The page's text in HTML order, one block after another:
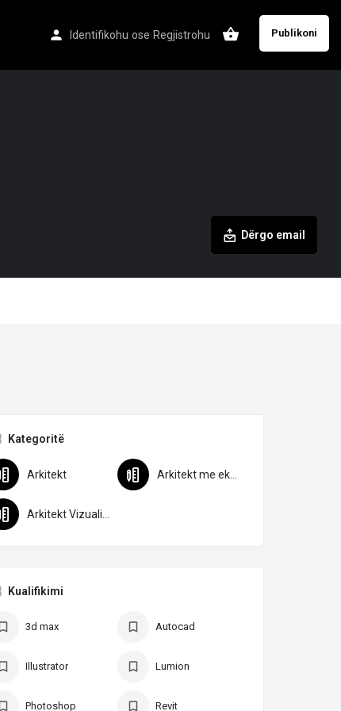
Identifikohu ose Regjistrohu Publikoni
Dërgo email
Kategoritë
Arkitekt
Kualifikimi
3d max Autocad
Illustrator Lumion
Photoshop Revit